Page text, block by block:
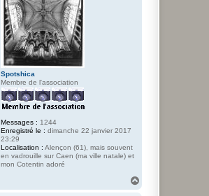
Spotshica
Membre de l'association
Messages : 1244
Enregistré le : dimanche 22 janvier 2017
23:29
Localisation : Alençon (61), mais souvent
en vadrouille sur Caen (ma ville natale) et
mon Cotentin adoré